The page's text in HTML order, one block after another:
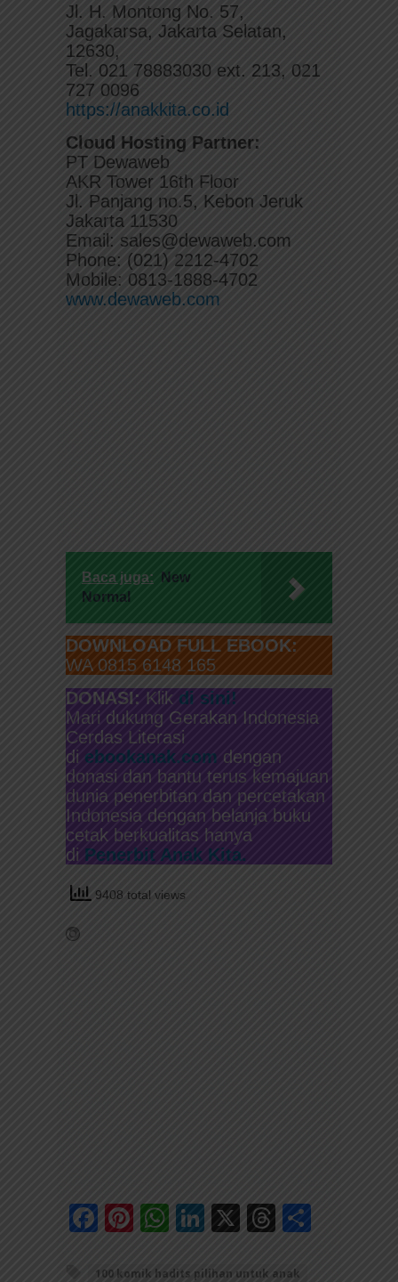
Jl. H. Montong No. 57,
Jagakarsa, Jakarta Selatan,
12630,
Tel. 021 78883030 ext. 213, 021
727 0096
https://anakkita.co.id
Cloud Hosting Partner:
PT Dewaweb
AKR Tower 16th Floor
Jl. Panjang no.5, Kebon Jeruk
Jakarta 11530
Email: sales@dewaweb.com
Phone: (021) 2212-4702
Mobile: 0813-1888-4702
www.dewaweb.com
Baca juga:
New
Normal
DOWNLOAD FULL EBOOK:
WA 0815 6148 165
DONASI: Klik di sini!
Mari dukung Gerakan Indonesia
Cerdas Literasi
di ebookanak.com dengan
donasi dan bantu terus kemajuan
dunia penerbitan dan percetakan
Indonesia dengan belanja buku
cetak berkualitas hanya
di Penerbit Anak Kita.
9408 total views
Facebook
Pinterest
WhatsApp
LinkedIn
X Threads
100 komik hadits pilihan untuk anak